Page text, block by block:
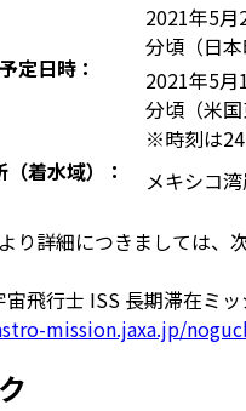
定日時：
2021年5
分頃（日本
2021年5
分頃（米国
※時刻は
着水域）：
メキシコ
り詳細につきましては、
飛行士 ISS 長期滞在ミ
mission.jaxa.jp/